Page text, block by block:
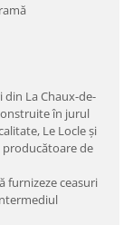
din La Chaux-de-
în jurul
Le Locle şi
de
furnizeze ceasuri